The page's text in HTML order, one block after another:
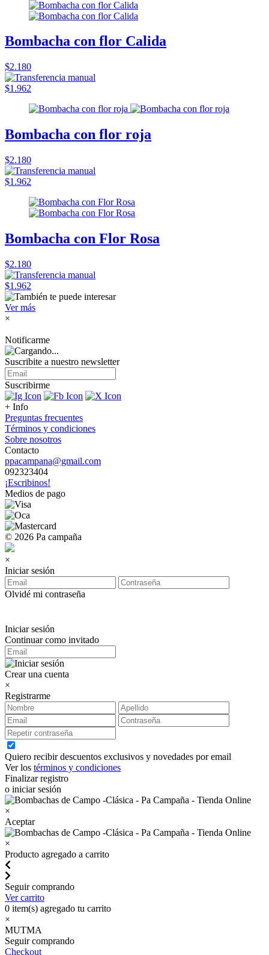
Bombacha con flor Calida
$2.180
$1.962
Bombacha con flor roja
$2.180
$1.962
Bombacha con Flor Rosa
$2.180
$1.962
Ver más
×
Notificarme
Suscribite a nuestro newsletter
Suscribirme
+ Info
Preguntas frecuentes
Términos y condiciones
Sobre nosotros
Contacto
ppacampana@gmail.com
092323404
¡Escribinos!
Medios de pago
© 2026 Pa campaña
×
Iniciar sesión
Olvidé mi contraseña
Iniciar sesión
Continuar como invitado
Crear una cuenta
×
Registrarme
Quiero recibir descuentos exclusivos y novedades por email
Ver los términos y condiciones
Finalizar registro
o iniciar sesión
×
Aceptar
×
Producto agregado a carrito
Seguir comprando
Ver carrito
0 item(s) agregado tu carrito
×
MUTMA
Seguir comprando
Checkout